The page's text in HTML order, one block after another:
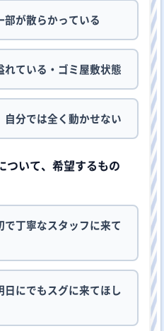
が散らかっている
ている・ゴミ屋敷状態
分では全く動かせない
ついて、希望するもの
丁寧なスタッフに来て
日にでもスグに来てほし